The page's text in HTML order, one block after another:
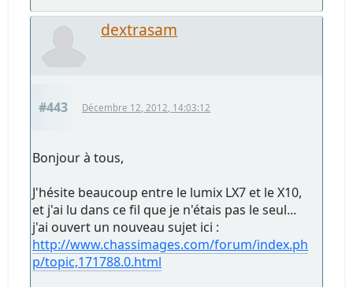
dextrasam
#443 Décembre 12, 2012, 14:03:12
Bonjour à tous,
J'hésite beaucoup entre le lumix LX7 et le X10,
et j'ai lu dans ce fil que je n'étais pas le seul...
j'ai ouvert un nouveau sujet ici :
http://www.chassimages.com/forum/index.ph
p/topic,171788.0.html